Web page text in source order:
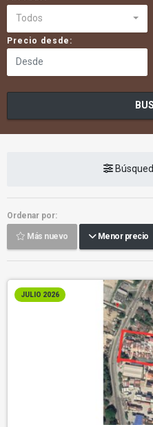
Todos
Precio desde:
Ordenar por:
Más nuevo Menor precio
JULIO 2026